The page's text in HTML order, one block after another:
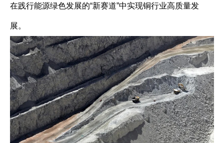
在践行能源绿色发展的“新赛道”中实现铜行业高质量发
展。